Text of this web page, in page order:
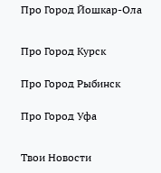
Про Город Йошкар-Ола
Про Город Курск
Про Город Рыбинск
Про Город Уфа
Твои Новости